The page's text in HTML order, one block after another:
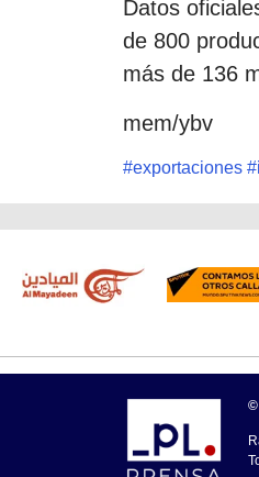
Datos
de 800
más de 136
mem/ybv
#exportaciones #
©